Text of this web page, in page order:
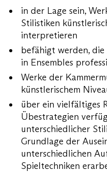
in der Lage sein,
Stilistiken
interpretieren
befähigt werden,
in Ensembles
Werke der
künstlerischem
über ein vielfältiges
Übestrategien
unterschiedlicher
Grundlage der
unterschiedlichen
Spieltechniken